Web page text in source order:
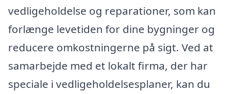
vedligeholdelse og reparationer, som kan
forlænge levetiden for dine bygninger og
reducere omkostningerne på sigt. Ved at
samarbejde med et lokalt firma, der har
speciale i vedligeholdelsesplaner, kan du